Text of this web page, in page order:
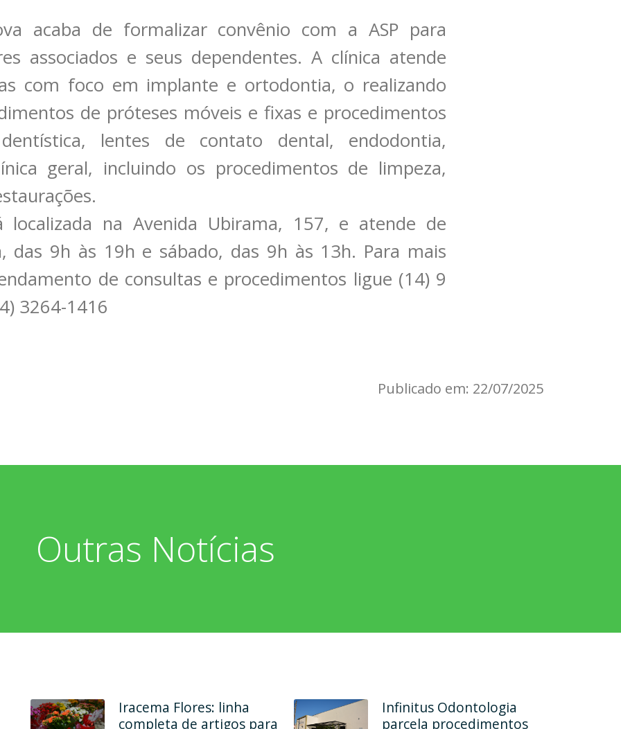
acaba de formalizar convênio com a ASP para
associados e seus dependentes. A clínica atende
com foco em implante e ortodontia, o realizando
de próteses móveis e fixas e procedimentos
lentes de contato dental, endodontia,
geral, incluindo os procedimentos de limpeza,
localizada na Avenida Ubirama, 157, e atende de
das 9h às 19h e sábado, das 9h às 13h. Para mais
de consultas e procedimentos ligue (14) 9
3264-1416
Publicado em: 22/07/2025
Outras Notícias
Em dois endereços, Ana
Maria Modas une
Rehab Odontologia
Especializada formaliza